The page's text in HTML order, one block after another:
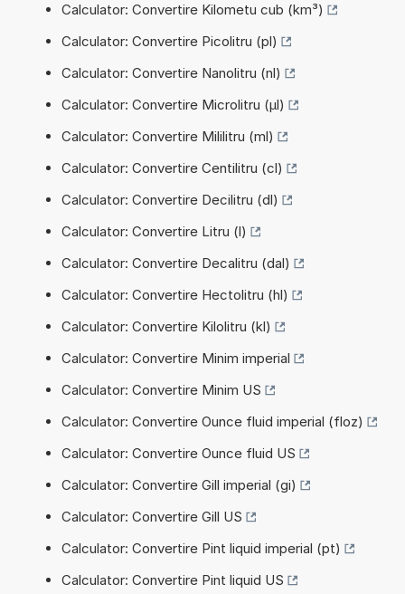
Calculator: Convertire Kilometu cub (km³)
Calculator: Convertire Picolitru (pl)
Calculator: Convertire Nanolitru (nl)
Calculator: Convertire Microlitru (µl)
Calculator: Convertire Mililitru (ml)
Calculator: Convertire Centilitru (cl)
Calculator: Convertire Decilitru (dl)
Calculator: Convertire Litru (l)
Calculator: Convertire Decalitru (dal)
Calculator: Convertire Hectolitru (hl)
Calculator: Convertire Kilolitru (kl)
Calculator: Convertire Minim imperial
Calculator: Convertire Minim US
Calculator: Convertire Ounce fluid imperial (floz)
Calculator: Convertire Ounce fluid US
Calculator: Convertire Gill imperial (gi)
Calculator: Convertire Gill US
Calculator: Convertire Pint liquid imperial (pt)
Calculator: Convertire Pint liquid US